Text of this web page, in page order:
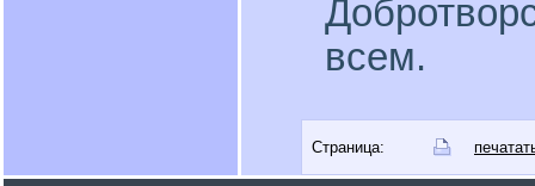
всем.
Страница: